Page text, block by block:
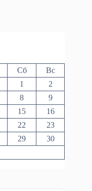
Сб
Вс
1
2
8
9
15
16
22
23
29
30